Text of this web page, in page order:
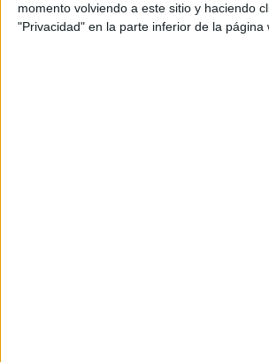
momento volviendo a este sitio y haciendo
"Privacidad" en la parte inferior de la página
programa, realizan idénticas funciones e
mayoría de los casos comparten